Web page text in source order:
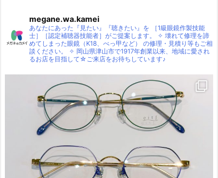
megane.wa.kamei
あなたにあった『見たい』『聴きたい』を ［1級眼鏡作製技能
士］［認定補聴器技能者］がご提案します。
✧ 壊れて修理を諦
めてしまった眼鏡（K18、べっ甲など）
の修理・見積り等もご相
談ください。
✧ 岡山県津山市で1917年創業以来、地域に愛され
るお店を目指して☆ご来店をお待ちしています♪